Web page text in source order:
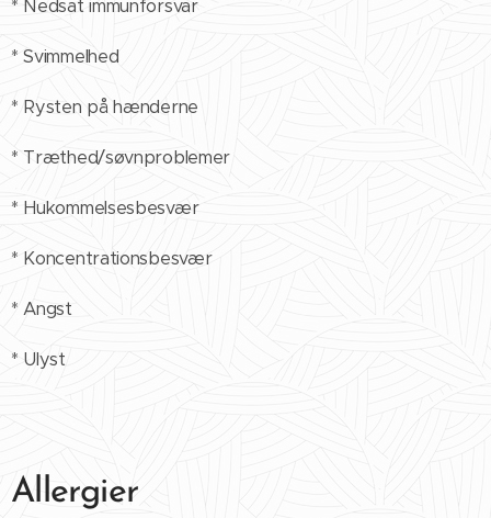
* Nedsat immunforsvar
* Svimmelhed
* Rysten på hænderne
* Træthed/søvnproblemer
* Hukommelsesbesvær
* Koncentrationsbesvær
* Angst
* Ulyst
Allergier